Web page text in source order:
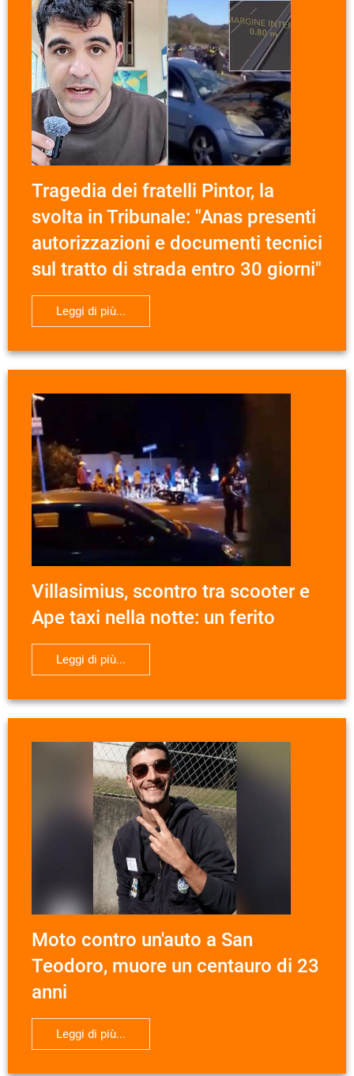
Tragedia dei fratelli Pintor, la
svolta in Tribunale: "Anas presenti
autorizzazioni e documenti tecnici
sul tratto di strada entro 30 giorni"
Leggi di più...
Villasimius, scontro tra scooter e
Ape taxi nella notte: un ferito
Leggi di più...
Moto contro un'auto a San
Teodoro, muore un centauro di 23
anni
Leggi di più...